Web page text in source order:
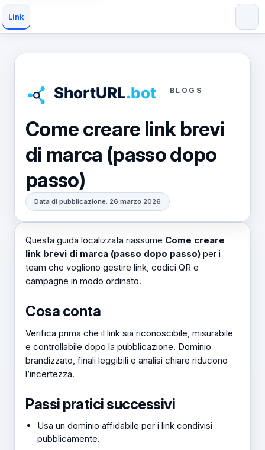
Link
BLOGS
Come creare link brevi
di marca (passo dopo
passo)
Data di pubblicazione: 26 marzo 2026
Questa guida localizzata riassume Come creare
link brevi di marca (passo dopo passo) per i
team che vogliono gestire link, codici QR e
campagne in modo ordinato.
Cosa conta
Verifica prima che il link sia riconoscibile, misurabile
e controllabile dopo la pubblicazione. Dominio
brandizzato, finali leggibili e analisi chiare riducono
l’incertezza.
Passi pratici successivi
Usa un dominio affidabile per i link condivisi
pubblicamente.